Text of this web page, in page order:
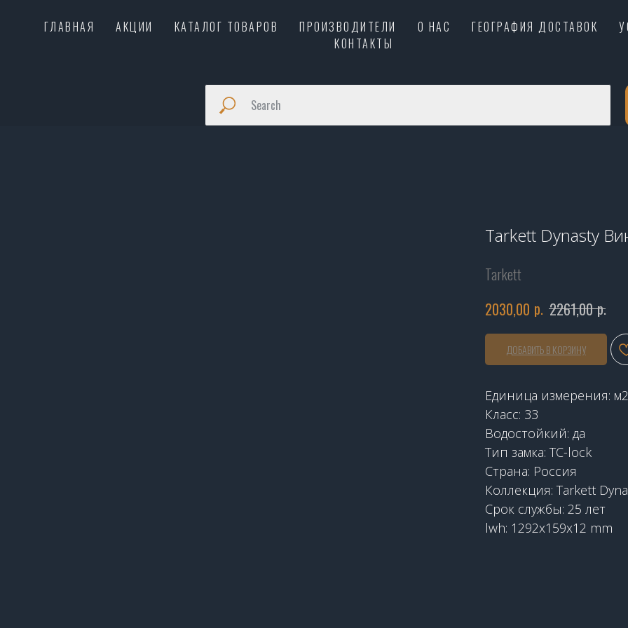
ГЛАВНАЯ АКЦИИ КАТАЛОГ ТОВАРОВ ПРОИЗВОДИТЕЛИ О НАС ГЕОГРАФИЯ ДОСТАВОК
КОНТАКТЫ
Tarkett Dynasty
Tarkett
2030,00 р. 2261,00 р.
ДОБАВИТЬ В КОРЗИНУ
Единица измерения: м2
Класс: 33
Водостойкий: да
Тип замка: TC-lock
Страна: Россия
Коллекция: Tarkett
Срок службы: 25 лет
lwh: 1292x159x12 mm